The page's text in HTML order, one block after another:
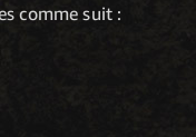
comme suit :